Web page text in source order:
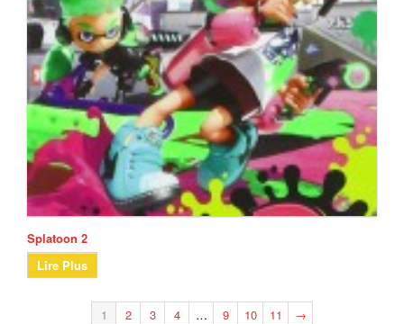
Splatoon 2
Lire Plus
1 2 3 4 … 9 10 11 →